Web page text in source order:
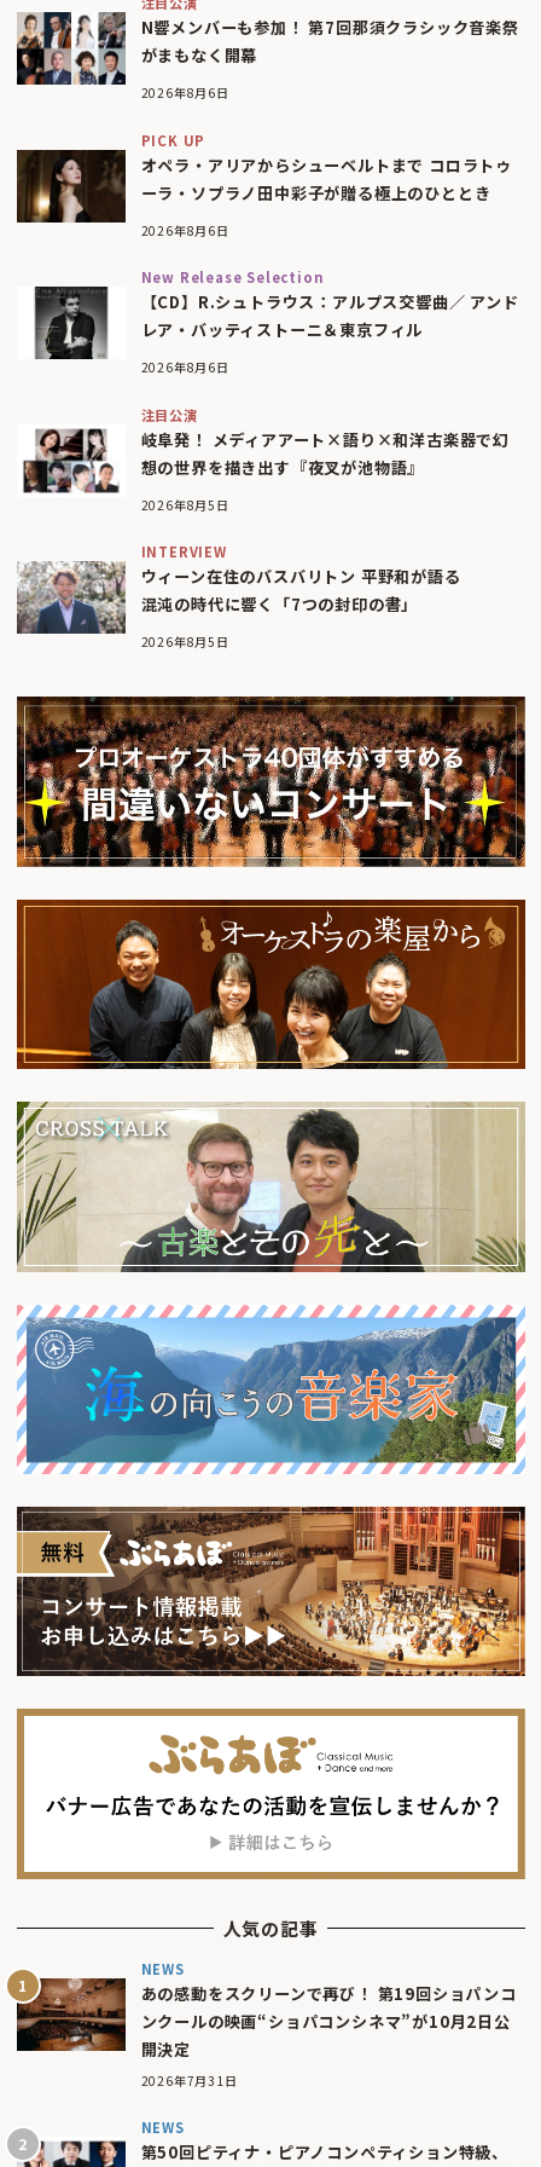
N響メンバーも参加！ 第7回那須クラシック音楽祭
がまもなく開幕
2026年8月6日
PICK UP
オペラ・アリアからシューベルトまで コロラトゥ
ーラ・ソプラノ田中彩子が贈る極上のひととき
2026年8月6日
New Release Selection
【CD】R.シュトラウス：アルプス交響曲／ アンド
レア・バッティストーニ＆東京フィル
2026年8月6日
注目公演
岐阜発！ メディアアート×語り×和洋古楽器で幻
想の世界を描き出す『夜叉が池物語』
2026年8月5日
INTERVIEW
ウィーン在住のバスバリトン 平野和が語る
混沌の時代に響く「7つの封印の書」
2026年8月5日
人気の記事
NEWS
あの感動をスクリーンで再び！ 第19回ショパンコ
ンクールの映画“ショパコンシネマ”が10月2日公
開決定
2026年7月31日
NEWS
第50回ピティナ・ピアノコンペティション特級、